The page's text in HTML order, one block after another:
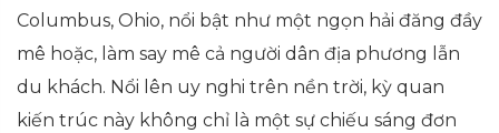
Columbus, Ohio, nổi bật như một ngọn hải đăng đầy
mê hoặc, làm say mê cả người dân địa phương lẫn
du khách. Nổi lên uy nghi trên nền trời, kỳ quan
kiến trúc này không chỉ là một sự chiếu sáng đơn